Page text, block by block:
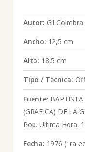
Autor: Gil
Ancho: 12,5 cm
Alto: 18,5 cm
Tipo / Técnica:
Fuente:
(GRAFICA) DE LA
Pop. Ultima Hora.
Fecha: 1976 (1ra